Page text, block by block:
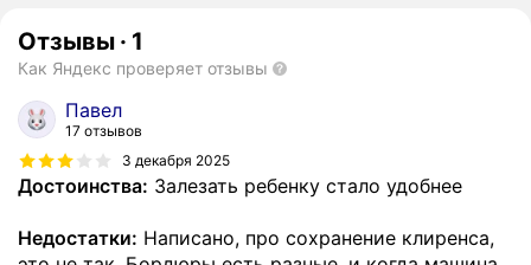
Отзывы · 1
Как Яндекс проверяет отзывы
Павел
17 отзывов
3 декабря 2025
Достоинства: Залезать ребенку стало удобнее
Недостатки: Написано, про сохранение клиренса,